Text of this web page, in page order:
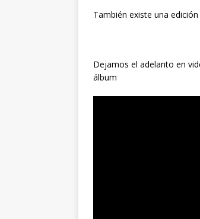
También existe una
Dejamos el adelanto en
álbum